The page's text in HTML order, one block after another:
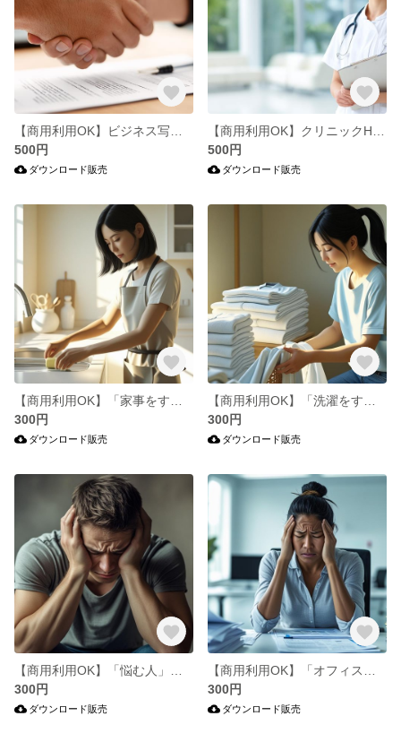
500円
ダウンロード販売
500円
ダウンロード販売
300円
ダウンロード販売
300円
ダウンロード販売
300円
ダウンロード販売
300円
ダウンロード販売